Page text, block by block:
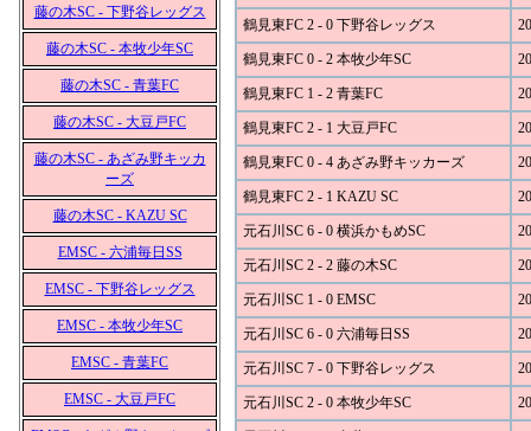
藤の木SC - 下野谷レッグス
藤の木SC - 本牧少年SC
藤の木SC - 青葉FC
藤の木SC - 大豆戸FC
藤の木SC - あざみ野キッカ
ーズ
藤の木SC - KAZU SC
EMSC - 六浦毎日SS
EMSC - 下野谷レッグス
EMSC - 本牧少年SC
EMSC - 青葉FC
EMSC - 大豆戸FC
鶴見東FC 2 - 0 下野谷レッグス
鶴見東FC 0 - 2 本牧少年SC
鶴見東FC 1 - 2 青葉FC
鶴見東FC 2 - 1 大豆戸FC
鶴見東FC 0 - 4 あざみ野キッカーズ
鶴見東FC 2 - 1 KAZU SC
元石川SC 6 - 0 横浜かもめSC
元石川SC 2 - 2 藤の木SC
元石川SC 1 - 0 EMSC
元石川SC 6 - 0 六浦毎日SS
元石川SC 7 - 0 下野谷レッグス
元石川SC 2 - 0 本牧少年SC